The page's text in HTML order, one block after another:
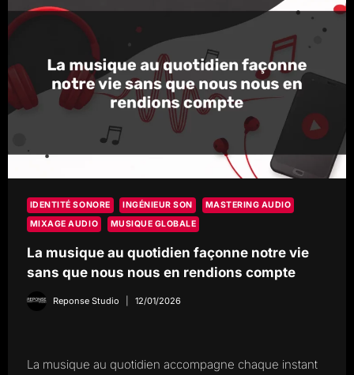
QUI
NE
TROMPENT
IDENTITÉ SONORE INGÉNIEUR SON
MASTERING AUDIO
MIXAGE AUDIO
MUSIQUE GLOBALE
La musique au quotidien façonne notre vie
sans que nous nous en rendions compte
Reponse Studio 12/01/2026
La musique au quotidien accompagne chaque instant